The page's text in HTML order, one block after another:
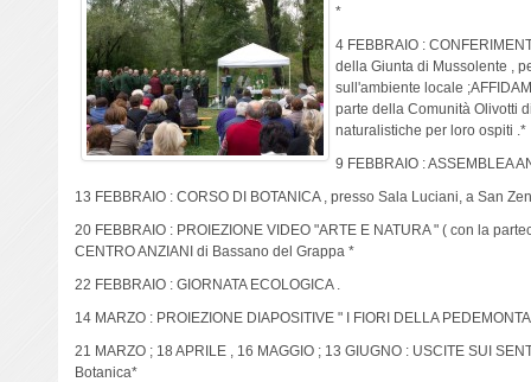
*
4 FEBBRAIO :
della Giunta di Mussolente ,
sull'ambiente locale
parte della Comunità Olivotti
naturalistiche per loro ospiti .*
9 FEBBRAIO : ASSEMBLEA
13 FEBBRAIO : CORSO DI BOTANICA , presso Sala Luciani, a San
20 FEBBRAIO : PROIEZIONE VIDEO "ARTE E NATURA " ( con la
CENTRO ANZIANI di Bassano del Grappa *
22 FEBBRAIO : GIORNATA ECOLOGICA .
14 MARZO : PROIEZIONE DIAPOSITIVE " I FIORI DELLA
21 MARZO ; 18 APRILE , 16 MAGGIO ; 13 GIUGNO : USCITE SUI
Botanica*